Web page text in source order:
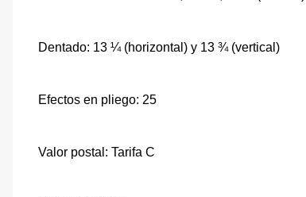
Dentado: 13 ¼ (horizontal) y 13 ¾ (vertical)
Efectos en pliego: 25
Valor postal: Tarifa C